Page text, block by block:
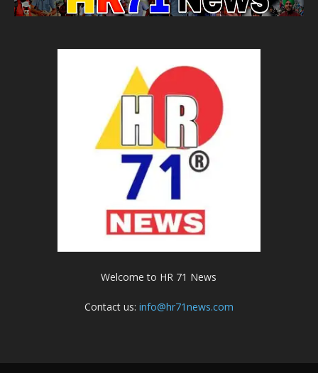
Welcome to HR 71 News
Contact us: info@hr71news.com